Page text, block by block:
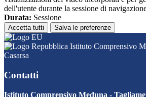
dell'utente durante la sessione di
Durata: Sessione
Accetta tutti Salva le preferenze
Istituto Comprensivo
Casarsa
Contatti
Istituto Comprensivo Meduna -